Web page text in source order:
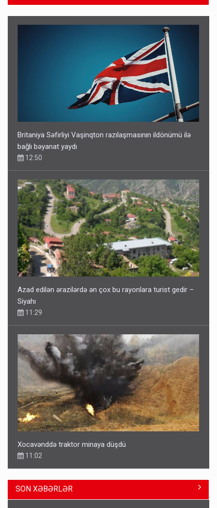
Britaniya Səfirliyi Vaşinqton razılaşmasının ildönümü ilə
bağlı bəyanat yaydı
12:50
Azad edilən ərazilərdə ən çox bu rayonlara turist gedir –
Siyahı
11:29
Xocavənddə traktor minaya düşdü
11:02
SON XƏBƏRLƏR